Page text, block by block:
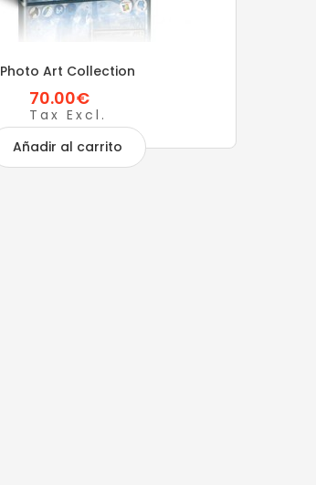
Photo Art Collection
70.00€
Tax Excl.
Añadir al carrito